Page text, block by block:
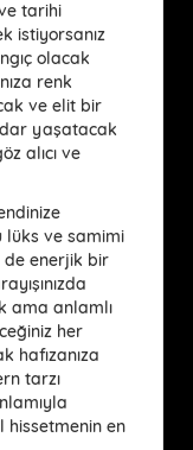
tarihi
istiyorsanız
olacak
renk
ve elit bir
yaşatacak
alıcı ve
lüks ve samimi
de enerjik bir
ama anlamlı
her
hafızanıza
tarzı
hissetmenin en